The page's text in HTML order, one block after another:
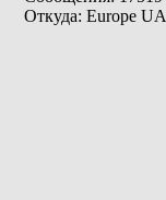
Откуда: Europe UA